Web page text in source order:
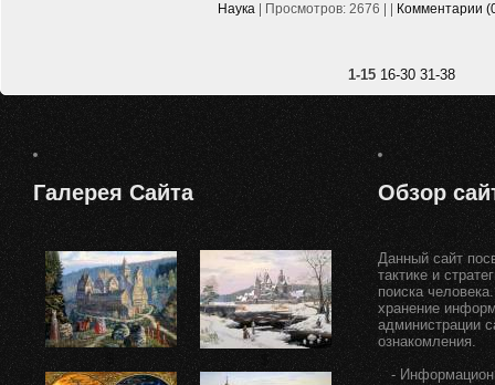
Наука | Просмотров: 2676 | | Комментарии
1-15 16-30 31-38
Галерея Сайта
$ $
Обзор
Данный сайт
тактике и
поиска
хранение
администрации
ознакомления.
-